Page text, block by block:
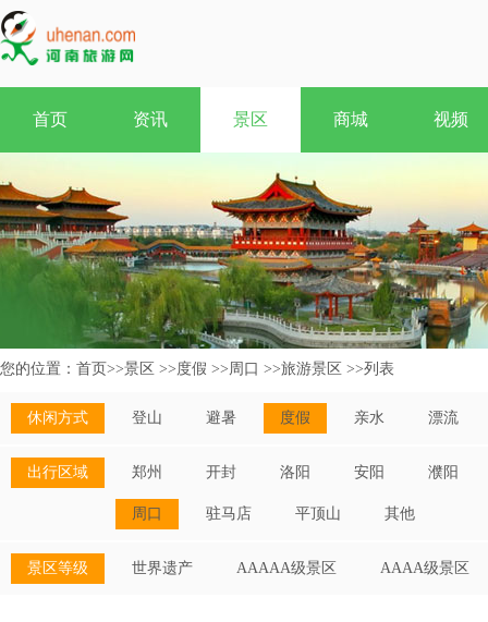
首页 资讯 景区 商城 视频
您的位置： 首页>>景区 >>度假 >>周口 >>旅游景区 >>列表
休闲方式 登山 避暑 度假 亲水 漂流
出行区域 郑州 开封 洛阳 安阳 濮阳
周口 驻马店 平顶山 其他
景区等级 世界遗产 AAAAA级景区 AAAA级景区